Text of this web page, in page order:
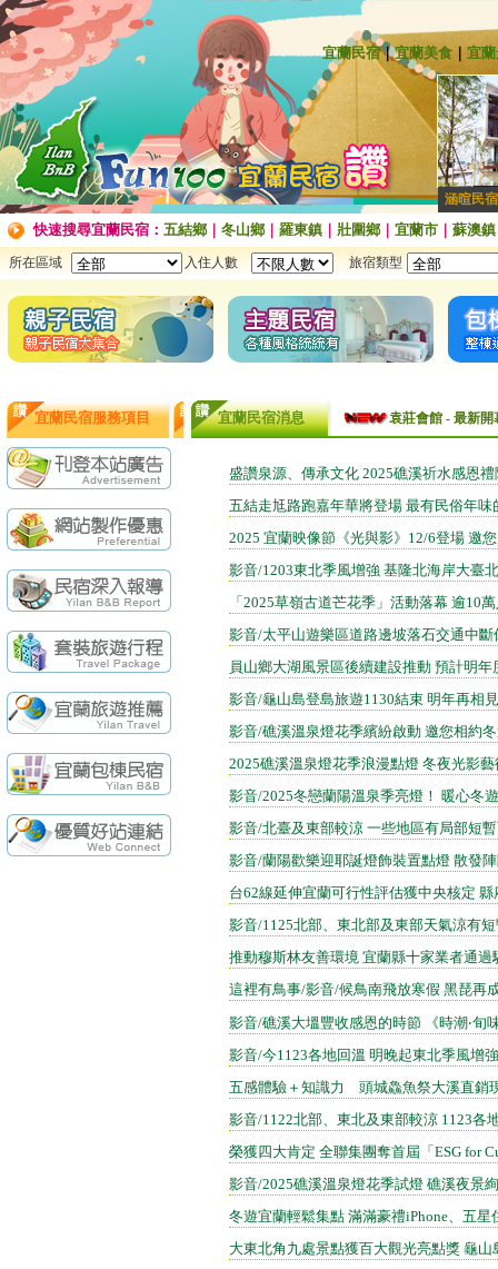
宜蘭民宿｜宜蘭美食 ｜ 宜
涵暄民宿
快速搜尋宜蘭民宿： 五結鄉｜ 冬山鄉｜ 羅東鎮 壯圍鄉｜ 宜蘭市 蘇澳鎮
所在區域 入住人數 旅宿類型
宜蘭民宿服務項目 宜蘭民宿消息
袁莊會館 - 最新開
【民宿快訊】
續住再享85折，
【民宿快訊】羅
袁莊會館 - 最
[民宿快訊]連假出
【民宿快訊】
續住再享85折，
【民宿快訊】羅
盛讚泉源、傳承文化 2025礁溪祈水感恩
五結走尪路跑嘉年華將登場 最有民俗年味
2025 宜蘭映像節《光與影》12/6登場 邀
影音/1203東北季風增強 基隆北海岸大臺
「2025草嶺古道芒花季」活動落幕 逾10
影音/太平山遊樂區道路邊坡落石交通中斷
員山鄉大湖風景區後續建設推動 預計明年
影音/龜山島登島旅遊1130結束 明年再相見
影音/礁溪溫泉燈花季繽紛啟動 邀您相約
2025礁溪溫泉燈花季浪漫點燈 冬夜光影
影音/2025冬戀蘭陽溫泉季亮燈！ 暖心冬
影音/北臺及東部較涼 一些地區有局部短
影音/蘭陽歡樂迎耶誕燈飾裝置點燈 散發
台62線延伸宜蘭可行性評估獲中央核定
影音/1125北部、東北部及東部天氣涼有
推動穆斯林友善環境 宜蘭縣十家業者通過
這裡有鳥事/影音/候鳥南飛放寒假 黑琵再
影音/礁溪大塭豐收感恩的時節 《時潮‧旬
影音/今1123各地回溫 明晚起東北季風增
五感體驗＋知識力 頭城鱻魚祭大溪直銷
影音/1122北部、東北及東部較涼 1123各
榮獲四大肯定 全聯集團奪首屆「ESG for
影音/2025礁溪溫泉燈花季試燈 礁溪夜景
冬遊宜蘭輕鬆集點 滿滿豪禮iPhone、五星
大東北角九處景點獲百大觀光亮點獎 龜